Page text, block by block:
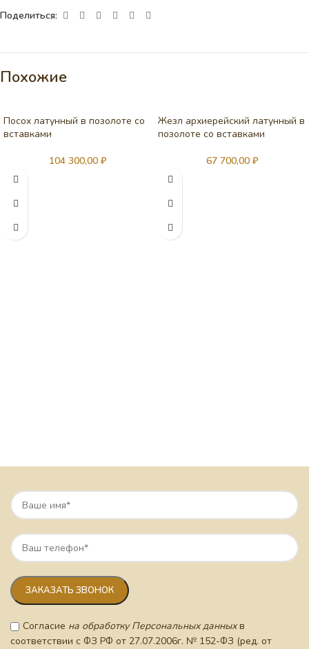
Поделиться:
Похожие
Посох латунный в позолоте со
вставками
104 300,00 ₽
Жезл архиерейский латунный в
позолоте со вставками
67 700,00 ₽
Согласие на обработку Персональных данныхв
соответствии с ФЗ РФ от 27.07.2006г. № 152-ФЗ (ред. от